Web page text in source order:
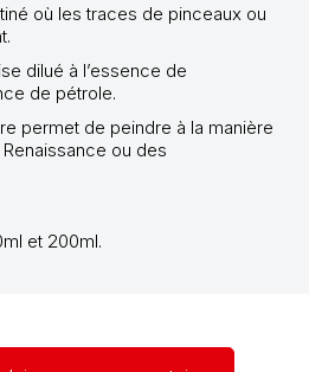
où les traces de pinceaux ou
dilué à l’essence de
de pétrole.
permet de peindre à la manière
ou des
et 200ml.